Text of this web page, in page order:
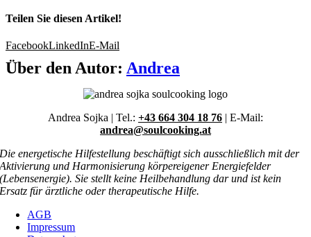
Teilen Sie diesen Artikel!
FacebookLinkedInE-Mail
Über den Autor: Andrea
Andrea Sojka | Tel.: +43 664 304 18 76 | E-Mail:
andrea@soulcooking.at
Die energetische Hilfestellung beschäftigt sich ausschließlich mit der
Aktivierung und Harmonisierung körpereigener Energiefelder
(Lebensenergie). Sie stellt keine Heilbehandlung dar und ist kein
Ersatz für ärztliche oder therapeutische Hilfe.
AGB
Impressum